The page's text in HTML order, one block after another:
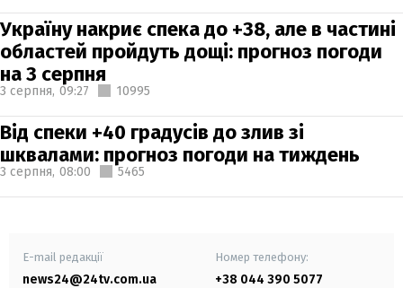
Україну накриє спека до +38, але в частині
областей пройдуть дощі: прогноз погоди
на 3 серпня
3 серпня, 09:27 10995
Від спеки +40 градусів до злив зі
шквалами: прогноз погоди на тиждень
3 серпня, 08:00 5465
E-mail редакції
news24@24tv.com.ua
Номер телефону:
+38 044 390 5077